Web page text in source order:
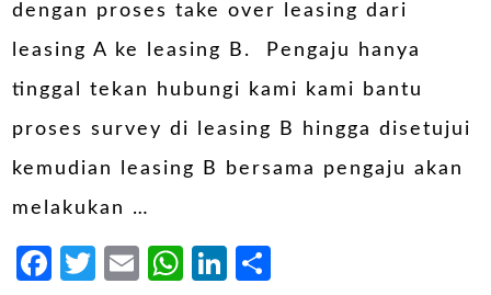
dengan proses take over leasing dari
leasing A ke leasing B. Pengaju hanya
tinggal tekan hubungi kami kami bantu
proses survey di leasing B hingga disetujui
kemudian leasing B bersama pengaju akan
melakukan …
Facebook
Twitter
EmailWhatsApp
LinkedIn